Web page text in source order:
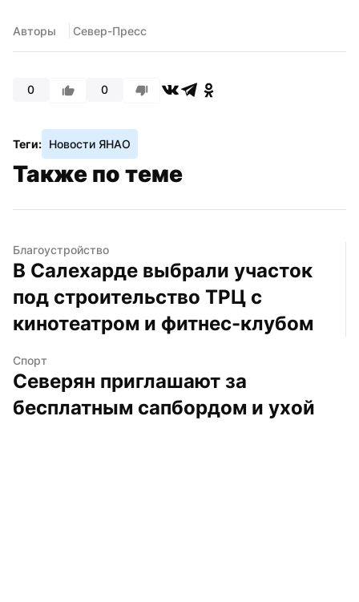
Авторы Север-Пресс
0 0
Теги: Новости ЯНАО
Также по теме
Благоустройство
В Салехарде выбрали участок
под строительство ТРЦ с
кинотеатром и фитнес-клубом
Спорт
Северян приглашают за
бесплатным сапбордом и ухой